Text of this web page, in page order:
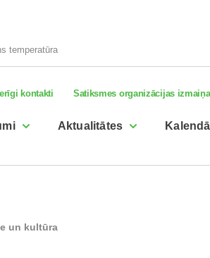
temperatūra
kontakti Satiksmes organizācijas
Aktualitātes
un kultūra